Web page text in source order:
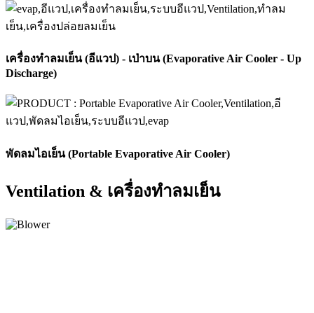
เครื่องทำลมเย็น (อีแวป) - เป่าบน (Evaporative Air Cooler - Up
Discharge)
พัดลมไอเย็น (Portable Evaporative Air Cooler)
Ventilation & เครื่องทำลมเย็น